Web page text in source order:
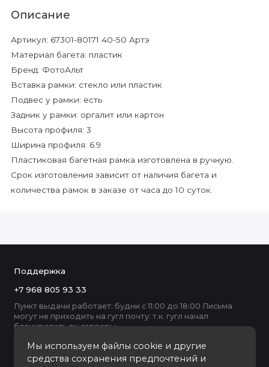
Описание
Артикул: 67301-80171 40-50 Артэ
Материал багета: пластик
Бренд: ФотоАльт
Вставка рамки: стекло или пластик
Подвес у рамки: есть
Задник у рамки: оргалит или картон
Высота профиля: 3
Ширина профиля: 6.9
Пластиковая багетная рамка изготовлена в ручную.
Срок изготовления зависит от наличия багета и
количества рамок в заказе от часа до 10 суток.
Мы используем файлы cookie и другие
средства сохранения предпочтений и
Поддержка
+7 968 805 93 33
Пункт выдачи работает: будни с 11:00 до 18:00 Письма
могут не приходить на гугл почту: т.к. гугл начал
блокировать ру серверы